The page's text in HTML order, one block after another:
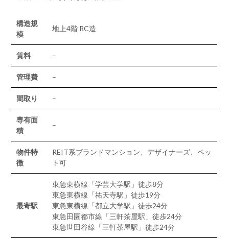
構造規
模
地上4階 RC造
賃料 –
管理費 –
間取り –
専有面
積
–
物件特
徴
REIT系ブランドマンション、デザイナーズ、ペッ
ト可
最寄駅
東急東横線「学芸大学駅」徒歩8分
東急東横線「祐天寺駅」徒歩19分
東急東横線「都立大学駅」徒歩24分
東急田園都市線「三軒茶屋駅」徒歩24分
東急世田谷線「三軒茶屋駅」徒歩24分